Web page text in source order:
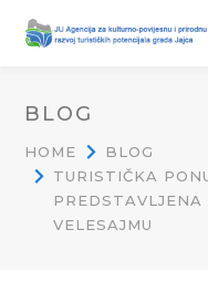
BLOG
HOME
BLOG
TURISTIČKA
VELESAJMU